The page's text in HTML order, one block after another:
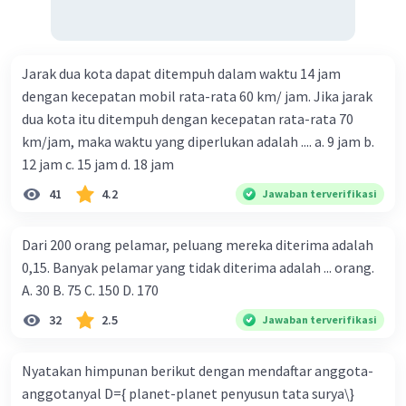
persamaan awal untuk mencari nilai x. Misalnya, jika kita
substitusikan nilai y ke dalam persamaan pertama, kita
mendapatkan 2x² + 3(√(97/8))² = 77, yang dapat kita
selesaikan untuk mencari nilai x.
Kesimpulan:
Dengan demikian, penyelesaian dari sistem persamaan
Beri Rating·0.0(0) Balas
Jarak dua kota dapat ditempuh dalam waktu 14 jam
dengan kecepatan mobil rata-rata 60 km/ jam. Jika jarak
dua kota itu ditempuh dengan kecepatan rata-rata 70
km/jam, maka waktu yang diperlukan adalah .... a. 9 jam b.
12 jam c. 15 jam d. 18 jam
41 4.2 Jawaban terverifikasi
Dari 200 orang pelamar, peluang mereka diterima adalah
0,15. Banyak pelamar yang tidak diterima adalah ... orang.
A. 30 B. 75 C. 150 D. 170
32 2.5 Jawaban terverifikasi
Nyatakan himpunan berikut dengan mendaftar anggota-
anggotanyal D={ planet-planet penyusun tata surya\}